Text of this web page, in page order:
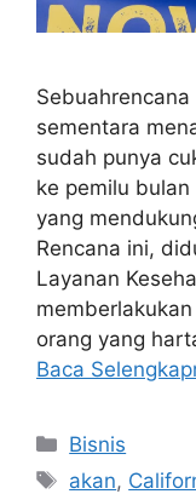
sementara
sudah punya
ke pemilu
yang
Rencana ini,
Layanan
orang yang
Baca
Kategori
Bisnis
Tag
akan,